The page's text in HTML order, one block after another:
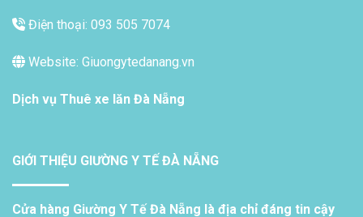
Điện thoại: 093 505 7074
Website: Giuongytedanang.vn
Dịch vụ Thuê xe lăn Đà Nẵng
GIỚI THIỆU GIƯỜNG Y TẾ ĐÀ NẴNG
Cửa hàng Giường Y Tế Đà Nẵng là địa chỉ đáng tin cậy